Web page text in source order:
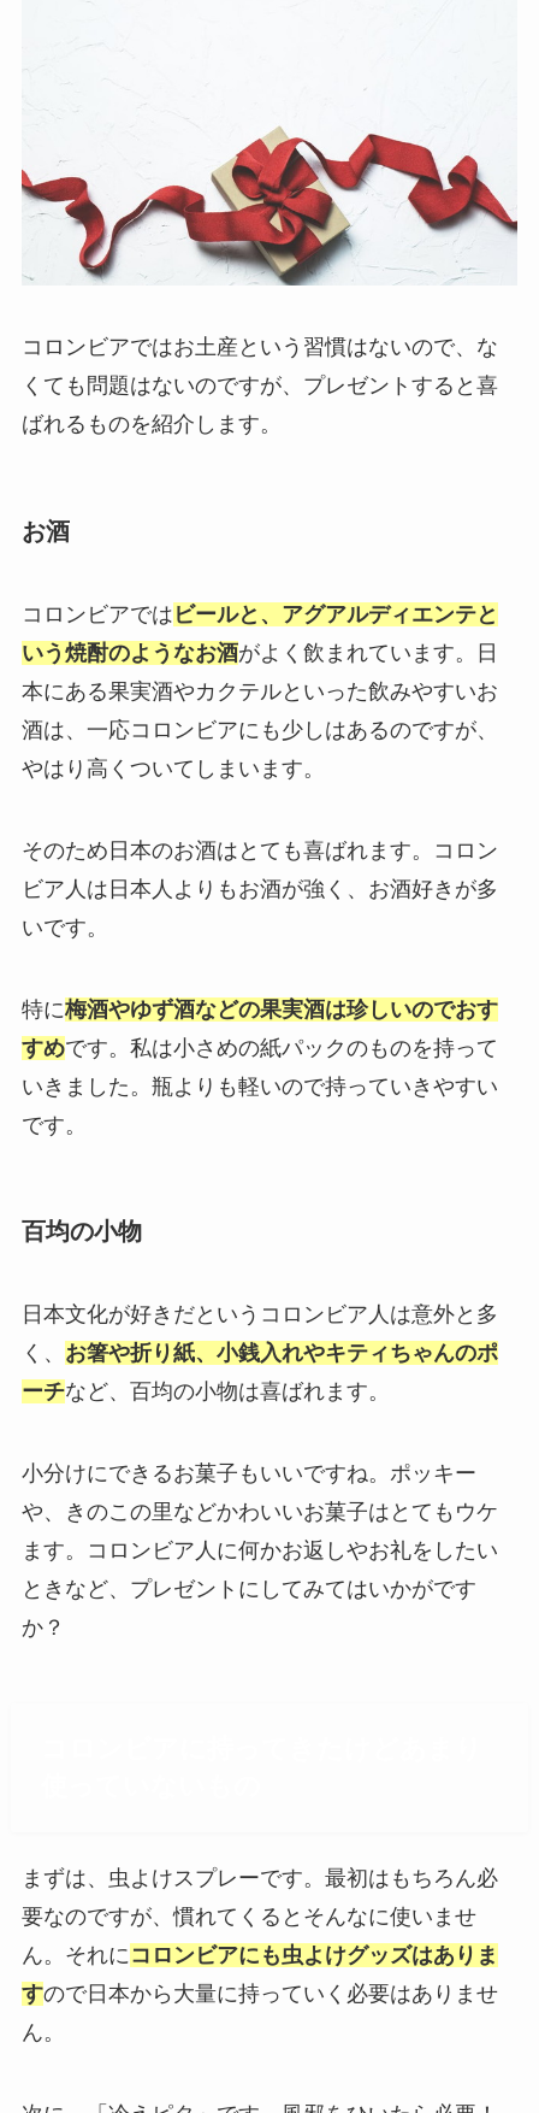
コロンビアではお土産という習慣はないので、な
くても問題はないのですが、プレゼントすると喜
ばれるものを紹介します。
お酒
コロンビアでは ビールと、アグアルディエンテと
いう焼酎のようなお酒がよく飲まれています。日
本にある果実酒やカクテルといった飲みやすいお
酒は、一応コロンビアにも少しはあるのですが、
やはり高くついてしまいます。
そのため日本のお酒はとても喜ばれます。コロン
ビア人は日本人よりもお酒が強く、お酒好きが多
いです。
特に梅酒やゆず酒などの果実酒は珍しいのでおす
すめです。私は小さめの紙パックのものを持って
いきました。瓶よりも軽いので持っていきやすい
です。
百均の小物
日本文化が好きだというコロンビア人は意外と多
く、 お箸や折り紙、小銭入れやキティちゃんのポ
ーチなど、百均の小物は喜ばれます。
小分けにできるお菓子もいいですね。ポッキー
や、きのこの里などかわいいお菓子はとてもウケ
ます。コロンビア人に何かお返しやお礼をしたい
ときなど、プレゼントにしてみてはいかがです
か？
まずは、虫よけスプレーです。最初はもちろん必
要なのですが、慣れてくるとそんなに使いませ
ん。それにコロンビアにも虫よけグッズはありま
すので日本から大量に持っていく必要はありませ
ん。